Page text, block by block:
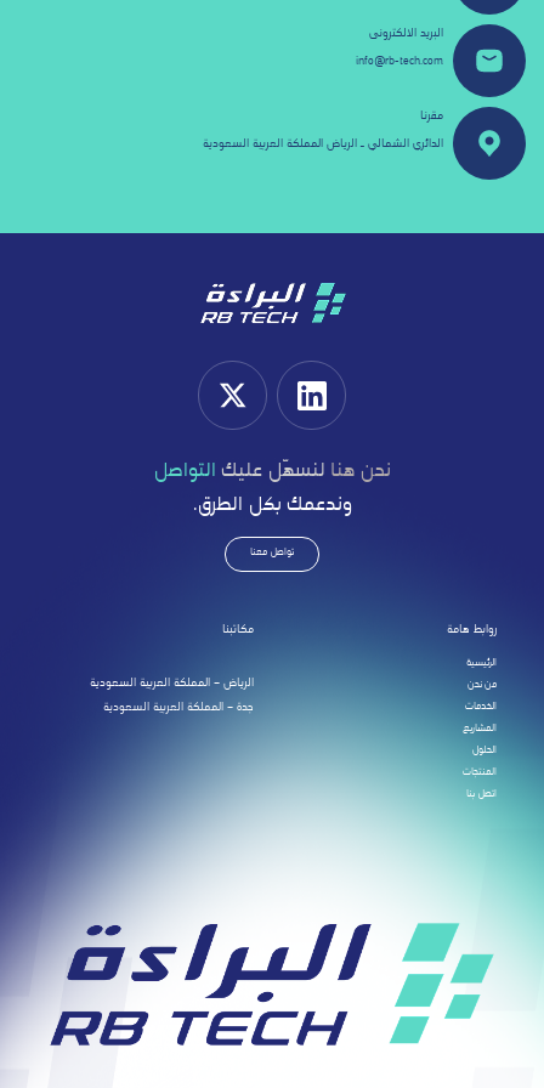
البريد الالكترونى
info@rb-tech.com
مقرنا
الدائري الشمالي ـ الرياض المملكة العربية السعودية
نحن هنا لنسهّل عليك التواصل
وندعمك بكل الطرق.
تواصل معنا
روابط هامة
الرئيسية
من نحن
الخدمات
المشاريع
الحلول
المنتجات
اتصل بنا
مكاتبنا
الرياض – المملكة العربية السعودية
جدة – المملكة العربية السعودية